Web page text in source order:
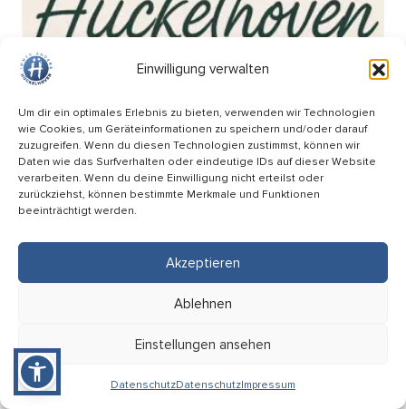
Einwilligung verwalten
Um dir ein optimales Erlebnis zu bieten, verwenden wir Technologien
wie Cookies, um Geräteinformationen zu speichern und/oder darauf
zuzugreifen. Wenn du diesen Technologien zustimmst, können wir
Daten wie das Surfverhalten oder eindeutige IDs auf dieser Website
verarbeiten. Wenn du deine Einwilligung nicht erteilst oder
zurückziehst, können bestimmte Merkmale und Funktionen
beeinträchtigt werden.
Akzeptieren
Ablehnen
Einstellungen ansehen
DatenschutzDatenschutzImpressum
Wochenmarkt am Breteuilplatz
08:00 Uhr
Hückelhoven (Breteuilplatz)